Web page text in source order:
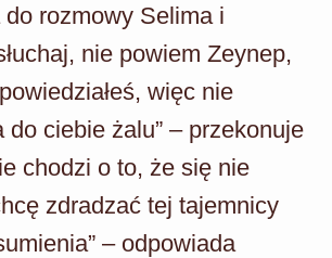
rozmowy Selima i
nie powiem Zeynep,
więc nie
do ciebie żalu” – przekonuje
chodzi o to, że się nie
zdradzać tej tajemnicy
– odpowiada